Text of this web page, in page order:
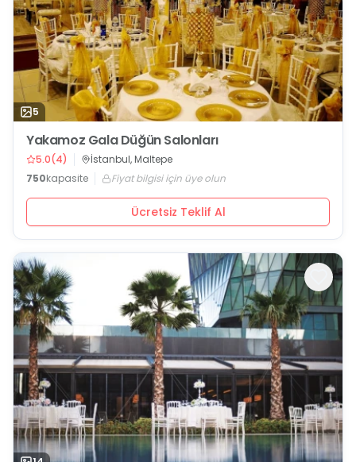
5
Yakamoz Gala Düğün Salonları
5.0(4)
İstanbul, Maltepe
750kapasite Fiyat bilgisi için üye olun
Ücretsiz Teklif Al